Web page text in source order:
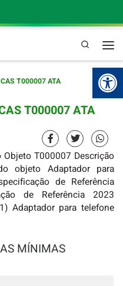
Pesquisa
T000007 ATA
T000007 ATA
Objeto T000007 Descrição
objeto Adaptador para
de Referência
de Referência 2023
Adaptador para telefone
MÍNIMAS